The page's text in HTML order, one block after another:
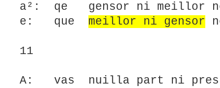
a²: qe gensor ni meillor
e: que meillor ni gensor
11
A: vas nuilla part ni